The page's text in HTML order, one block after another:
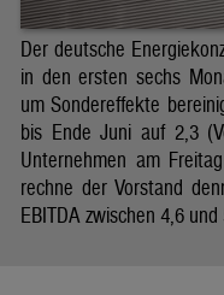
Der deutsche
in den ersten sechs
um Sondereffekte
bis Ende Juni auf 2,3
Unternehmen am
rechne der Vorstand
EBITDA zwischen 4,6